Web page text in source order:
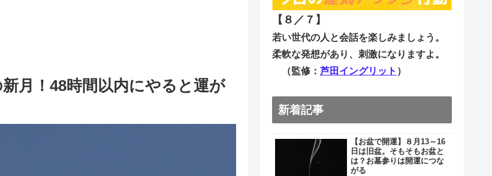
月！48時間以内にやると運が
【８／７ 】
若い世代の人と会話を楽しみましょう。
柔軟な発想があり、刺激になりますよ。
（監修： 芦田イングリット ）
新着記事
【お盆で開運】８月13～16
日は旧盆。そもそもお盆と
は？お墓参りは開運につな
がる